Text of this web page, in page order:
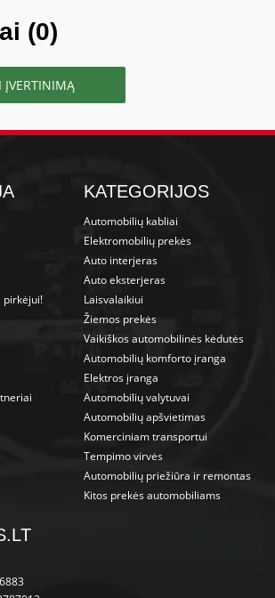
(0)
ĮVERTINIMĄ
pirkėjui!
KATEGORIJOS
Automobilių kabliai
Elektromobilių prekės
Auto interjeras
Auto eksterjeras
Laisvalaikiui
Žiemos prekės
Vaikiškos automobilinės kėdutės
Automobilių komforto įranga
Elektros įranga
Automobilių valytuvai
Automobilių apšvietimas
Komerciniam transportui
Tempimo virvės
Automobilių priežiūra ir remontas
Kitos prekės automobiliams